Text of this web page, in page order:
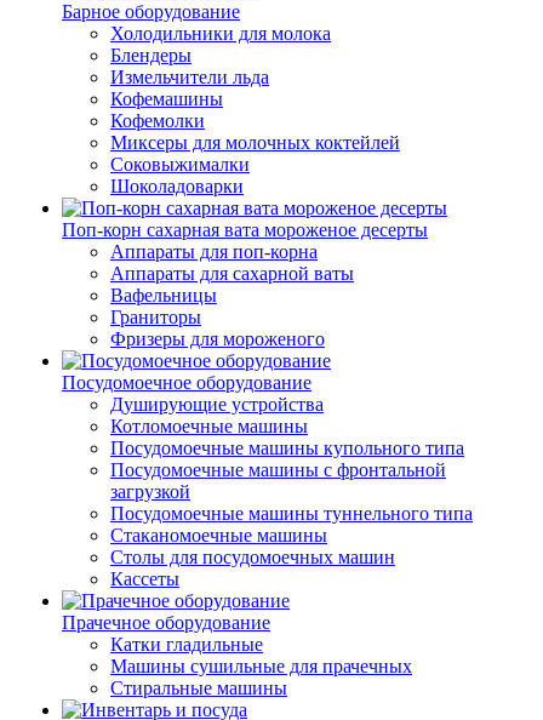
Барное оборудование
Холодильники для молока
Блендеры
Измельчители льда
Кофемашины
Кофемолки
Миксеры для молочных коктейлей
Соковыжималки
Шоколадоварки
Поп-корн сахарная вата мороженое десерты
Аппараты для поп-корна
Аппараты для сахарной ваты
Вафельницы
Граниторы
Фризеры для мороженого
Посудомоечное оборудование
Душирующие устройства
Котломоечные машины
Посудомоечные машины купольного типа
Посудомоечные машины с фронтальной
загрузкой
Посудомоечные машины туннельного типа
Стаканомоечные машины
Столы для посудомоечных машин
Кассеты
Прачечное оборудование
Катки гладильные
Машины сушильные для прачечных
Стиральные машины